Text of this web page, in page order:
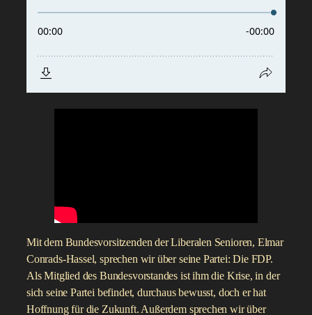
Mit dem Bundesvorsitzenden der Liberalen Senioren, Elmar
Conrads-Hassel, sprechen wir über seine Partei: Die FDP.
Als Mitglied des Bundesvorstandes ist ihm die Krise, in der
sich seine Partei befindet, durchaus bewusst, doch er hat
Hoffnung für die Zukunft. Außerdem sprechen wir über